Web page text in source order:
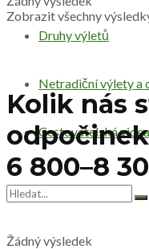
Druhy výletů
Netradiční výlety a
Cestovatelská videa
Žádný výsledek
Zobrazit všechny
Kolik nás
6 800–8